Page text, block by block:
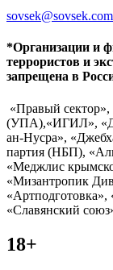
sovsek@sovsek.com
*Организации и
террористов и
запрещена в
«Правый сектор»,
(УПА),«ИГИЛ»,
ан-Нусра»,
партия (НБП),
«Меджлис
«Мизантропик
«Славянский
18+